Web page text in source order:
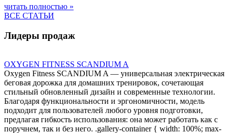
читать полностью »
ВСЕ СТАТЬИ
Лидеры продаж
OXYGEN FITNESS SCANDIUM A
Oxygen Fitness SCANDIUM A — универсальная электрическая
беговая дорожка для домашних тренировок, сочетающая
стильный обновленный дизайн и современные технологии.
Благодаря функциональности и эргономичности, модель
подходит для пользователей любого уровня подготовки,
предлагая гибкость использования: она может работать как с
поручнем, так и без него. .gallery-container { width: 100%; max-